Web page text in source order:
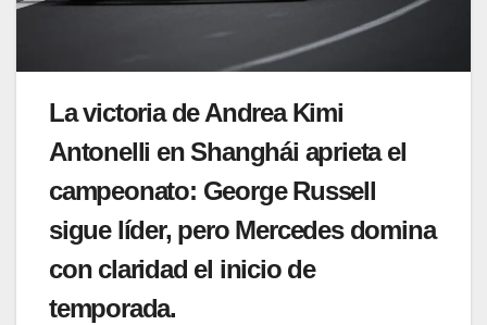
La victoria de Andrea Kimi
Antonelli en Shanghái aprieta el
campeonato: George Russell
sigue líder, pero Mercedes domina
con claridad el inicio de
temporada.